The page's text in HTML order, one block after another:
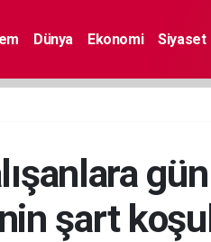
Dünya Ekonomi Siyaset
şart